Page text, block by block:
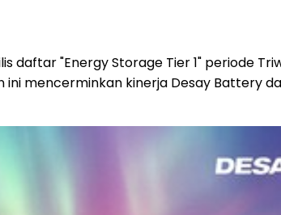
daftar "Energy Storage Tier 1" periode
mencerminkan kinerja Desay Battery